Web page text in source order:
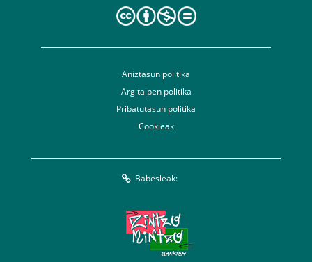
Aniztasun politika
Argitalpen politika
Pribatutasun politika
Cookieak
Babesleak: